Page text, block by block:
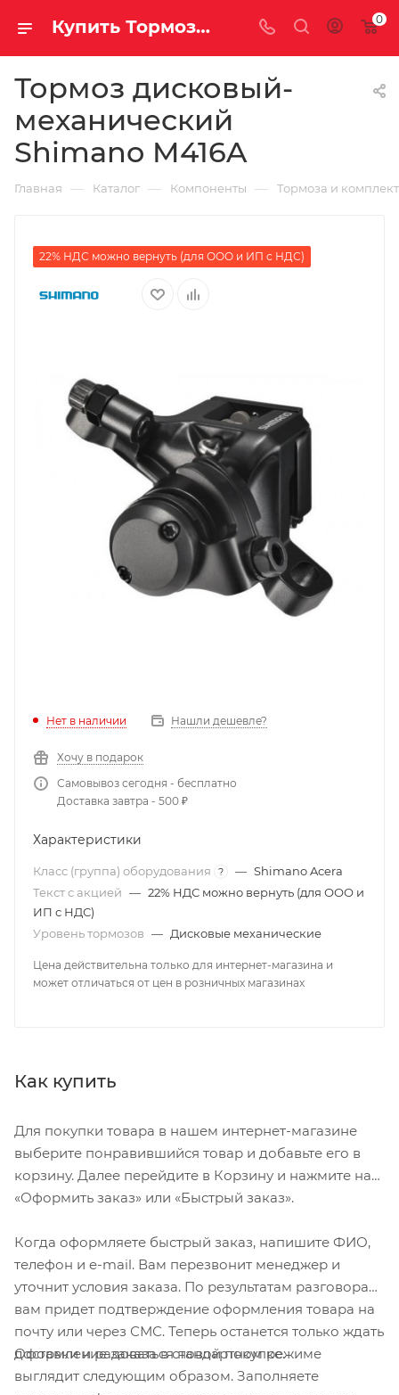
Купить Тормоз дисковый-механический Shimano M416A за рублей, а со скидкой 0
Тормоз дисковый-
механический
Shimano M416A
Главная — Каталог — Компоненты — Тормоза и
22% НДС можно вернуть (для ООО и ИП с НДС)
Нет в наличии Нашли дешевле?
Хочу в подарок
Самовывоз сегодня - бесплатно
Доставка завтра - 500 ₽
Характеристики
Класс (группа) оборудования ? — Shimano Acera
Текст с акцией — 22% НДС можно вернуть (для ООО и
ИП с НДС)
Уровень тормозов — Дисковые механические
Цена действительна только для интернет-магазина и
может отличаться от цен в розничных магазинах
Как купить
Для покупки товара в нашем интернет-магазине
выберите понравившийся товар и добавьте его в
корзину. Далее перейдите в Корзину и нажмите на
«Оформить заказ» или «Быстрый заказ».
Когда оформляете быстрый заказ, напишите ФИО,
телефон и e-mail. Вам перезвонит менеджер и
уточнит условия заказа. По результатам разговора
вам придет подтверждение оформления товара на
почту или через СМС. Теперь останется только ждать
доставки и радоваться новой покупке.
Оформление заказа в стандартном режиме
выглядит следующим образом. Заполняете